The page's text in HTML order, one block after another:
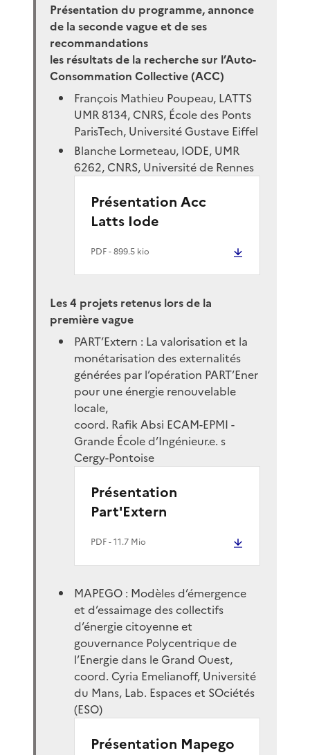
Présentation du programme, annonce
de la seconde vague et de ses
recommandations
les résultats de la recherche sur l’Auto-
Consommation Collective (ACC)
François Mathieu Poupeau, LATTS
UMR 8134, CNRS, École des Ponts
ParisTech, Université Gustave Eiffel
Blanche Lormeteau, IODE, UMR
6262, CNRS, Université de Rennes
Présentation Acc
Latts Iode
PDF- 899.5 kio
Les 4 projets retenus lors de la
première vague
PART’Extern : La valorisation et la
monétarisation des externalités
générées par l’opération PART’Ener
pour une énergie renouvelable
locale,
coord. Rafik Absi ECAM-EPMI -
Grande École d’Ingénieur.e. s
Cergy-Pontoise
Présentation
Part'Extern
PDF- 11.7 Mio
MAPEGO : Modèles d’émergence
et d’essaimage des collectifs
d’énergie citoyenne et
gouvernance Polycentrique de
l’Energie dans le Grand Ouest,
coord. Cyria Emelianoff, Université
du Mans, Lab. Espaces et SOciétés
(ESO)
Présentation Mapego